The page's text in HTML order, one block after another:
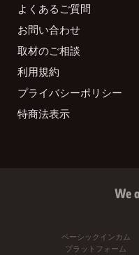
よくあるご質問
お問い合わせ
取材のご相談
利用規約
プライバシーポリシー
特商法表示
We
ベーシックインカム
プラットフォーム